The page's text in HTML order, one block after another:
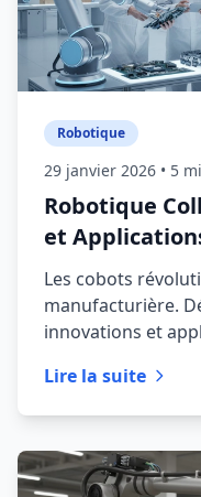
Robotique
29 janvier 2026 • 5
Robotique
et
Les cobots
manufacturière.
innovations et
Lire la suite